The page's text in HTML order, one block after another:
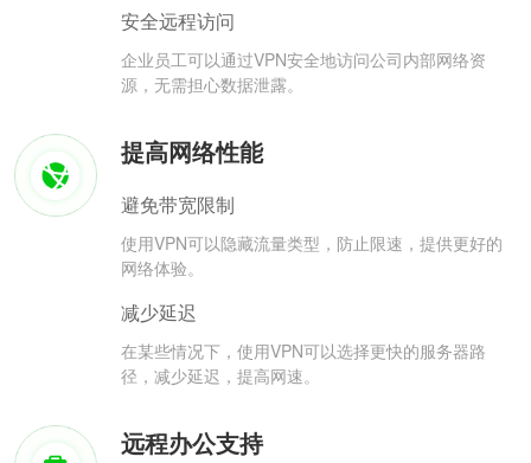
安全远程访问
企业员工可以通过VPN安全地访问公司内部网络资
源，无需担心数据泄露。
提高网络性能
避免带宽限制
使用VPN可以隐藏流量类型，防止限速，提供更好的
网络体验。
减少延迟
在某些情况下，使用VPN可以选择更快的服务器路
径，减少延迟，提高网速。
远程办公支持